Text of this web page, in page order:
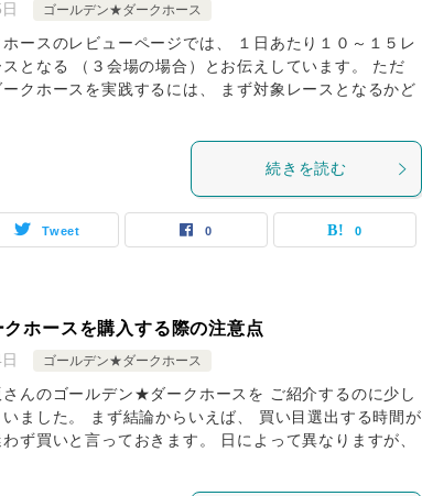
ゴールデン★ダークホース
ースのレビューページでは、 １日あたり１０～１５レ
となる （３会場の場合）とお伝えしています。 ただ
クホースを実践するには、 まず対象レースとなるかど
続きを読む
Tweet 0 0
ホースを購入する際の注意点
ゴールデン★ダークホース
んのゴールデン★ダークホースを ご紹介するのに少し
ました。 まず結論からいえば、 買い目選出する時間が
ず買いと言っておきます。 日によって異なりますが、